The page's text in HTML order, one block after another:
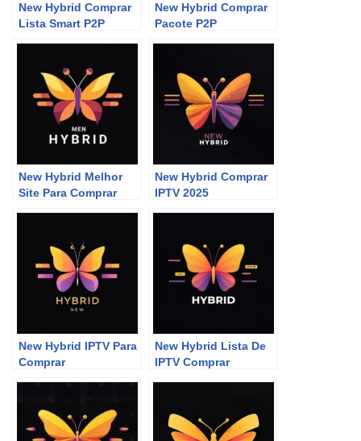
New Hybrid Comprar
Lista Smart P2P
New Hybrid Comprar
Pacote P2P
New Hybrid Melhor
Site Para Comprar
New Hybrid Comprar
IPTV 2025
New Hybrid IPTV Para
Comprar
New Hybrid Lista De
IPTV Comprar